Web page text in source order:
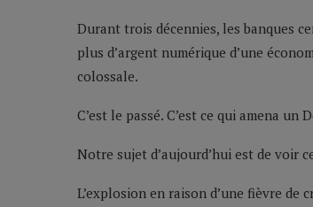
Durant trois décennies, les banques
plus d’argent numérique d’une
colossale.
C’est le passé. C’est ce qui amena
Notre sujet d’aujourd’hui est de voir
L’explosion en raison d’une fièvre de